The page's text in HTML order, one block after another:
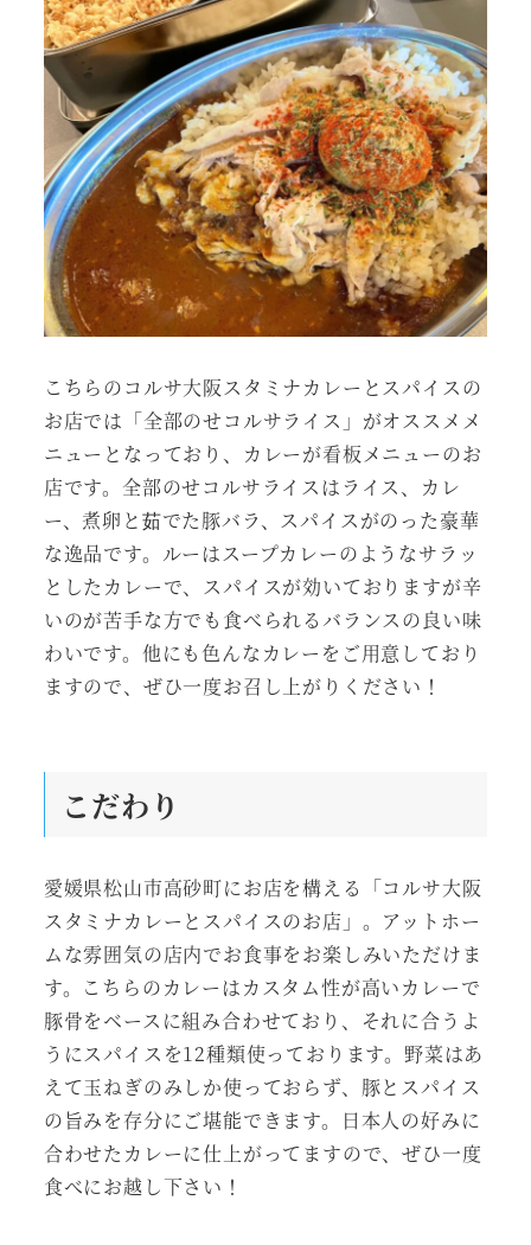
こちらのコルサ大阪スタミナカレーとスパイスの
お店では「全部のせコルサライス」がオススメメ
ニューとなっており、カレーが看板メニューのお
店です。全部のせコルサライスはライス、カレ
ー、煮卵と茹でた豚バラ、スパイスがのった豪華
な逸品です。ルーはスープカレーのようなサラッ
としたカレーで、スパイスが効いておりますが辛
いのが苦手な方でも食べられるバランスの良い味
わいです。他にも色んなカレーをご用意しており
ますので、ぜひ一度お召し上がりください！
こだわり
愛媛県松山市高砂町にお店を構える「コルサ大阪
スタミナカレーとスパイスのお店」。アットホー
ムな雰囲気の店内でお食事をお楽しみいただけま
す。こちらのカレーはカスタム性が高いカレーで
豚骨をベースに組み合わせており、それに合うよ
うにスパイスを12種類使っております。野菜はあ
えて玉ねぎのみしか使っておらず、豚とスパイス
の旨みを存分にご堪能できます。日本人の好みに
合わせたカレーに仕上がってますので、ぜひ一度
食べにお越し下さい！